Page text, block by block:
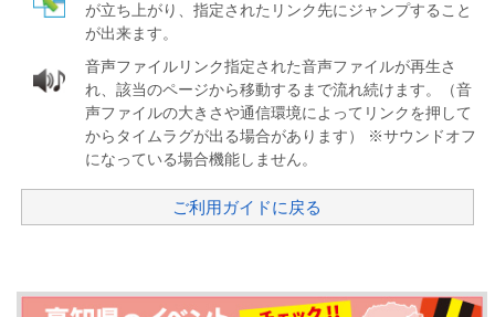
が立ち上がり、指定されたリンク先にジャンプすること
が出来ます。
音声ファイルリンク指定された音声ファイルが再生さ
れ、該当のページから移動するまで流れ続けます。（音
声ファイルの大きさや通信環境によってリンクを押して
からタイムラグが出る場合があります） ※サウンドオフ
になっている場合機能しません。
ご利用ガイドに戻る